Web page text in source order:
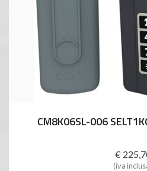
CM8K06SL-006
€
(iva